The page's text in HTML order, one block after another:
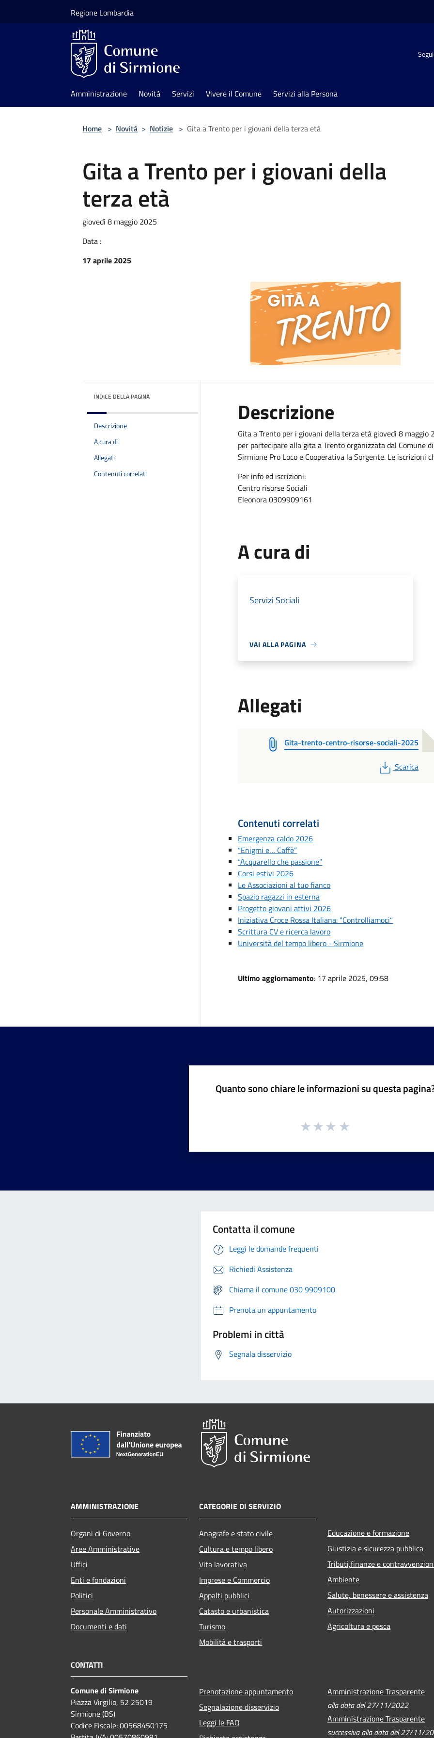
Regione Lombardia
Amministrazione Novità Servizi Vivere il Comune Servizi alla Persona
Home > Novità > Notizie > Gita a Trento per i giovani della terza età
Gita a Trento per i giovani della
terza età
giovedì 8 maggio 2025
Data :
17 aprile 2025
INDICE DELLA PAGINA
Descrizione
A cura di
Allegati
Contenuti correlati
Descrizione
Gita a Trento per i giovani della terza età giovedì 8
per partecipare alla gita a Trento organizzata dal Comune
Sirmione Pro Loco e Cooperativa la Sorgente. Le iscrizioni
Per info ed iscrizioni:
Centro risorse Sociali
Eleonora 0309909161
A cura di
Servizi Sociali
VAI ALLA PAGINA
Allegati
Gita-trento-centro-risorse-sociali-2025
PDF
Scarica
Contenuti correlati
Emergenza caldo 2026
“Enigmi e… Caffè”
“Acquarello che passione”
Corsi estivi 2026
Le Associazioni al tuo fianco
Spazio ragazzi in esterna
Progetto giovani attivi 2026
Iniziativa Croce Rossa Italiana: “Controlliamoci”
Scrittura CV e ricerca lavoro
Università del tempo libero - Sirmione
Ultimo aggiornamento: 17 aprile 2025, 09:58
Quanto sono chiare le informazioni su questa
Contatta il comune
Leggi le domande frequenti
Richiedi Assistenza
Chiama il comune 030 9909100
Prenota un appuntamento
Problemi in città
Segnala disservizio
AMMINISTRAZIONE
Organi di Governo
Aree Amministrative
Uffici
Enti e fondazioni
Politici
Personale Amministrativo
Documenti e dati
CATEGORIE DI SERVIZIO
Anagrafe e stato civile
Cultura e tempo libero
Vita lavorativa
Imprese e Commercio
Appalti pubblici
Catasto e urbanistica
Turismo
Mobilità e trasporti
Educazione e formazione
Giustizia e sicurezza pubblica
Tributi,finanze e
Ambiente
Salute, benessere e assistenza
Autorizzazioni
Agricoltura e pesca
CONTATTI
Comune di Sirmione
Piazza Virgilio, 52 25019
Sirmione (BS)
Codice Fiscale: 00568450175
Prenotazione appuntamento
Segnalazione disservizio
Leggi le FAQ
Amministrazione Trasparente
alla data del 27/11/2022
Amministrazione Trasparente
successiva alla data del 27/11/